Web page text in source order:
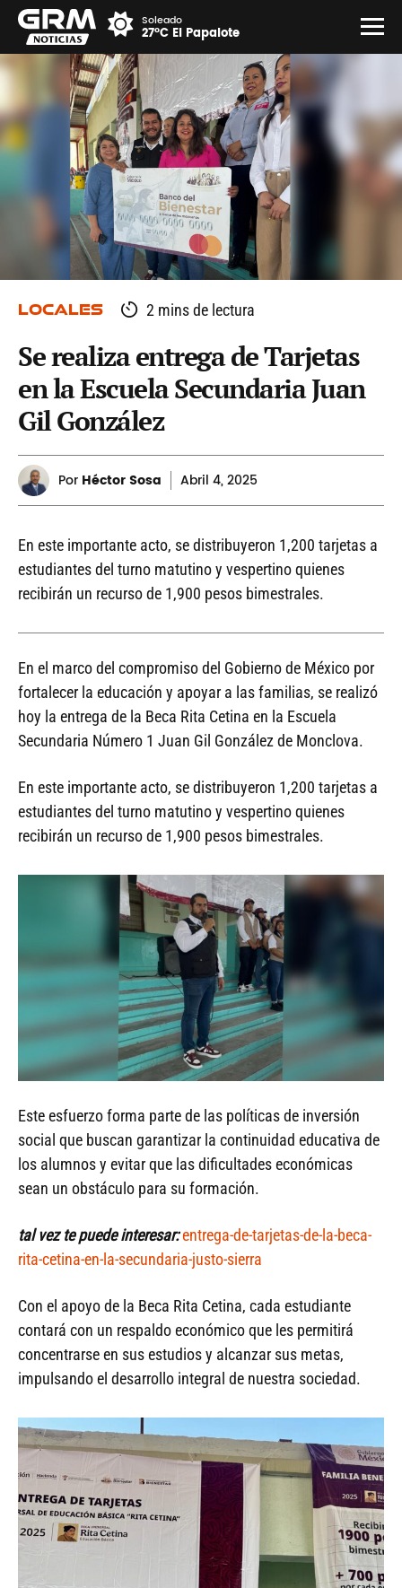
Soleado
27°C El Papalote
LOCALES 2 mins de lectura
Se realiza entrega de Tarjetas
en la Escuela Secundaria Juan
Gil González
Por Héctor Sosa Abril 4, 2025
En este importante acto, se distribuyeron 1,200 tarjetas a
estudiantes del turno matutino y vespertino quienes
recibirán un recurso de 1,900 pesos bimestrales.
En el marco del compromiso del Gobierno de México por
fortalecer la educación y apoyar a las familias, se realizó
hoy la entrega de la Beca Rita Cetina en la Escuela
Secundaria Número 1 Juan Gil González de Monclova.
En este importante acto, se distribuyeron 1,200 tarjetas a
estudiantes del turno matutino y vespertino quienes
recibirán un recurso de 1,900 pesos bimestrales.
Este esfuerzo forma parte de las políticas de inversión
social que buscan garantizar la continuidad educativa de
los alumnos y evitar que las dificultades económicas
sean un obstáculo para su formación.
tal vez te puede interesar:entrega-de-tarjetas-de-la-beca-
rita-cetina-en-la-secundaria-justo-sierra
Con el apoyo de la Beca Rita Cetina, cada estudiante
contará con un respaldo económico que les permitirá
concentrarse en sus estudios y alcanzar sus metas,
impulsando el desarrollo integral de nuestra sociedad.